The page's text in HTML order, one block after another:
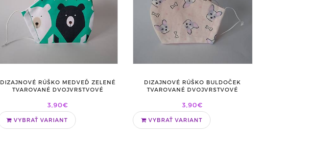
DIZAJNOVÉ RÚŠKO MEDVEĎ ZELENÉ
TVAROVANÉ DVOJVRSTVOVÉ
3,90€
VYBRAŤ VARIANT
DIZAJNOVÉ RÚŠKO BULDOČEK
TVAROVANÉ DVOJVRSTVOVÉ
3,90€
VYBRAŤ VARIANT